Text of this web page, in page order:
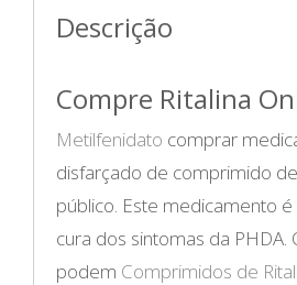
Descrição
Compre Ritalina
Metilfenidato comprar
disfarçado de comprimido
público. Este medicamento
cura dos sintomas da PHDA.
podem Comprimidos de